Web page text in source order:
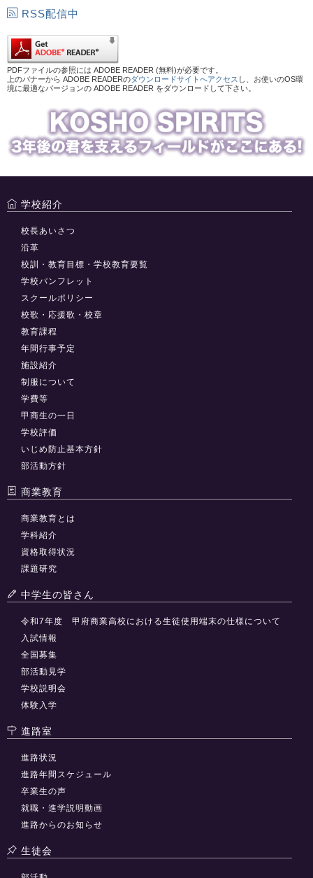
RSS配信中
PDFファイルの参照には ADOBE READER (無料)が必要です。
上のバナーから ADOBE READERのダウンロードサイトへアクセス し、お使いのOS環
境に最適なバージョンの ADOBE READER をダウンロードして下さい。
学校紹介
校長あいさつ
沿革
校訓・教育目標・学校教育要覧
学校パンフレット
スクールポリシー
校歌・応援歌・校章
教育課程
年間行事予定
施設紹介
制服について
学費等
甲商生の一日
学校評価
いじめ防止基本方針
部活動方針
商業教育
商業教育とは
学科紹介
資格取得状況
課題研究
中学生の皆さん
令和7年度 甲府商業高校における生徒使用端末の仕様について
入試情報
全国募集
部活動見学
学校説明会
体験入学
進路室
進路状況
進路年間スケジュール
卒業生の声
就職・進学説明動画
進路からのお知らせ
生徒会